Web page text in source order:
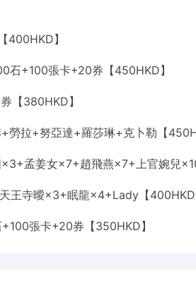
】
+100張卡+20券【450HKD】
【380HKD】
拉+努亞達+羅莎琳+克卜勒【
孟姜女×7+趙飛燕×7+上官婉兒
寺曖×3+眠龍×4+Lady【400HKD
張卡+20券【350HKD】